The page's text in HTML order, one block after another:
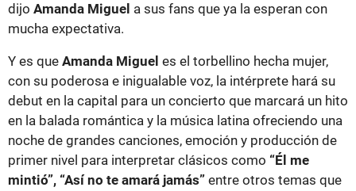
dijo Amanda Miguel a sus fans que ya la esperan con
mucha expectativa.
Y es que Amanda Miguel es el torbellino hecha mujer,
con su poderosa e inigualable voz, la intérprete hará su
debut en la capital para un concierto que marcará un hito
en la balada romántica y la música latina ofreciendo una
noche de grandes canciones, emoción y producción de
primer nivel para interpretar clásicos como “Él me
mintió”, “Así no te amará jamás” entre otros temas que